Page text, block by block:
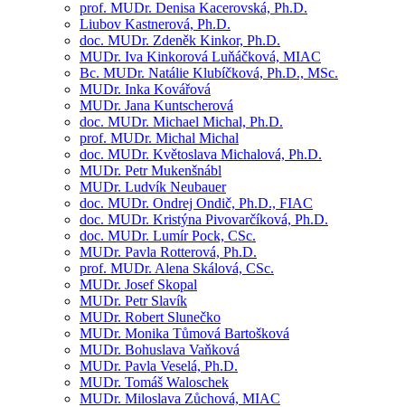
prof. MUDr. Denisa Kacerovská, Ph.D.
Liubov Kastnerová, Ph.D.
doc. MUDr. Zdeněk Kinkor, Ph.D.
MUDr. Iva Kinkorová Luňáčková, MIAC
Bc. MUDr. Natálie Klubíčková, Ph.D., MSc.
MUDr. Inka Kovářová
MUDr. Jana Kuntscherová
doc. MUDr. Michael Michal, Ph.D.
prof. MUDr. Michal Michal
doc. MUDr. Květoslava Michalová, Ph.D.
MUDr. Petr Mukenšnábl
MUDr. Ludvík Neubauer
doc. MUDr. Ondrej Ondič, Ph.D., FIAC
doc. MUDr. Kristýna Pivovarčíková, Ph.D.
doc. MUDr. Lumír Pock, CSc.
MUDr. Pavla Rotterová, Ph.D.
prof. MUDr. Alena Skálová, CSc.
MUDr. Josef Skopal
MUDr. Petr Slavík
MUDr. Robert Slunečko
MUDr. Monika Tůmová Bartošková
MUDr. Bohuslava Vaňková
MUDr. Pavla Veselá, Ph.D.
MUDr. Tomáš Waloschek
MUDr. Miloslava Zůchová, MIAC